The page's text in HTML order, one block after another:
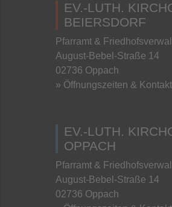
EV.-LUTH.
BEIERSDORF
Pfarramt &
August-Bebel-Straße 14
02736 Oppach
» Öffnungszeiten & Kontakt
EV.-LUTH.
OPPACH
Pfarramt &
August-Bebel-Straße 14
02736 Oppach